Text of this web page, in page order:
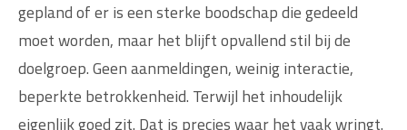
gepland of er is een sterke boodschap die gedeeld
moet worden, maar het blijft opvallend stil bij de
doelgroep. Geen aanmeldingen, weinig interactie,
beperkte betrokkenheid. Terwijl het inhoudelijk
eigenlijk goed zit. Dat is precies waar het vaak wringt.